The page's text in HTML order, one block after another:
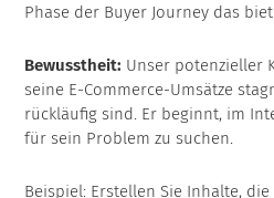
Phase der Buyer Journey das
Bewusstheit: Unser potenzieller
seine E-Commerce-Umsätze
rückläufig sind. Er beginnt, im
für sein Problem zu suchen.
Beispiel: Erstellen Sie Inhalte,